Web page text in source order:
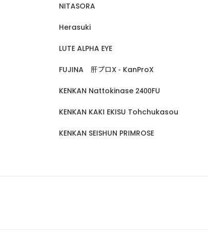
NITASORA
Herasuki
LUTE ALPHA EYE
FUJINA 肝プロX - KanProX
KENKAN Nattokinase 2400FU
KENKAN KAKI EKISU Tohchukasou
KENKAN SEISHUN PRIMROSE